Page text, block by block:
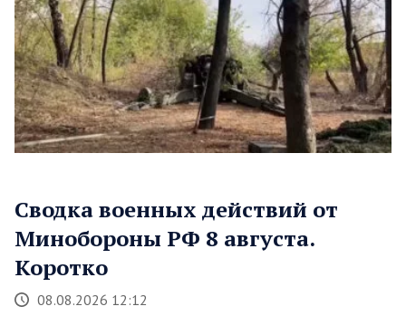
Сводка военных действий от
Минобороны РФ 8 августа.
Коротко
08.08.2026 12:12